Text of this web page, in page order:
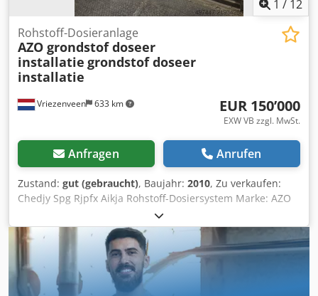
1 / 12
Vriezenveen 633 km
Rohstoff-Dosieranlage
AZO grondstof doseer
installatie grondstof doseer
installatie
EUR 150’000
EXW VB zzgl. MwSt.
Anfragen Anrufen
Zustand: gut (gebraucht), Baujahr: 2010, Zu verkaufen:
Chedjy Spg Rjpfx Aikja Rohstoff-Dosiersystem Marke: AZO
Baujahr: 2010 Im Lieferumfang enthalten: - 8x
Dosierbehälter à 500 Liter - vollständige Dokumentation -
Rahmen - Wägezellen - Dosierschnecken Bei Fragen oder
Anmerkungen nehmen Sie gerne Kontakt mit uns auf. Eine
Besichtigung vor Ort ist möglich. Mit freundlichen Grüßen,
Leo Holland